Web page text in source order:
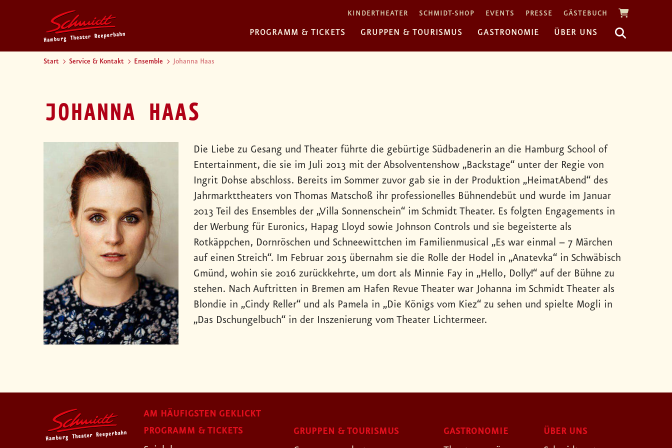
KINDERTHEATER SCHMIDT-SHOP EVENTS PRESSE GÄSTEBUCH
PROGRAMM & TICKETS GRUPPEN & TOURISMUS GASTRONOMIE ÜBER UNS
Start Service & Kontakt Ensemble Johanna Haas
JOHANNA HAAS
Die Liebe zu Gesang und Theater führte die gebürtige Südbadenerin an die Hamburg School of
Entertainment, die sie im Juli 2013 mit der Absolventenshow „Backstage“ unter der Regie von
Ingrit Dohse abschloss. Bereits im Sommer zuvor gab sie in der Produktion „HeimatAbend“ des
Jahrmarkttheaters von Thomas Matschoß ihr professionelles Bühnendebüt und wurde im Januar
2013 Teil des Ensembles der „Villa Sonnenschein“ im Schmidt Theater. Es folgten Engagements in
der Werbung für Euronics, Hapag Lloyd sowie Johnson Controls und sie begeisterte als
Rotkäppchen, Dornröschen und Schneewittchen im Familienmusical „Es war einmal – 7 Märchen
auf einen Streich“. Im Februar 2015 übernahm sie die Rolle der Hodel in „Anatevka“ in Schwäbisch
Gmünd, wohin sie 2016 zurückkehrte, um dort als Minnie Fay in „Hello, Dolly!“ auf der Bühne zu
stehen. Nach Auftritten in Bremen am Hafen Revue Theater war Johanna im Schmidt Theater als
Blondie in „Cindy Reller“ und als Pamela in „Die Königs vom Kiez“ zu sehen und spielte Mogli in
„Das Dschungelbuch“ in der Inszenierung vom Theater Lichtermeer.
AM HÄUFIGSTEN GEKLICKT
PROGRAMM & TICKETS
GRUPPEN & TOURISMUS GASTRONOMIE ÜBER UNS